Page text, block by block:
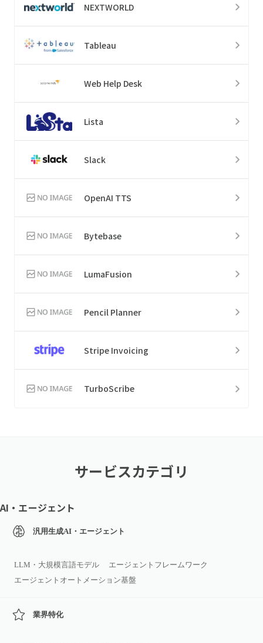
NEXTWORLD
Tableau
Web Help Desk
Lista
Slack
OpenAI TTS
Bytebase
LumaFusion
Pencil Planner
Stripe Invoicing
TurboScribe
サービスカテゴリ
AI・エージェント
汎用生成AI・エージェント
LLM・大規模言語モデル
エージェントフレームワーク
エージェントオートメーション基盤
業界特化